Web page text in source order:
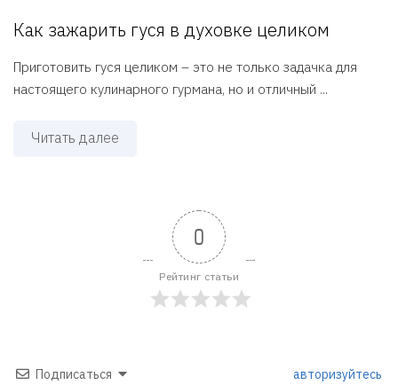
Как зажарить гуся в духовке целиком
Приготовить гуся целиком – это не только задачка для
настоящего кулинарного гурмана, но и отличный ...
Читать далее
0
Рейтинг статьи
Подписаться авторизуйтесь